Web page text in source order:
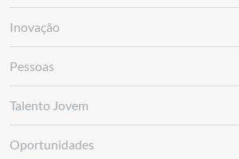
Inovação
Pessoas
Talento Jovem
Oportunidades